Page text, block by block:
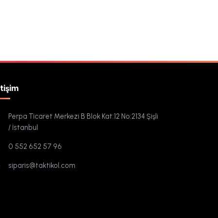
Perpa Ticaret Merkezi B Blok Kat:12 No:2134 Şişli
/ İstanbul
0 552 652 57 96
siparis@taktikol.com